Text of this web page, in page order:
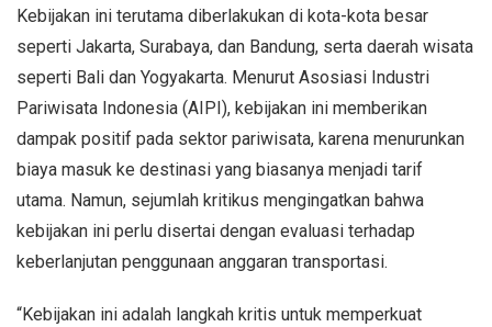
Kebijakan ini terutama diberlakukan di kota-kota besar
seperti Jakarta, Surabaya, dan Bandung, serta daerah wisata
seperti Bali dan Yogyakarta. Menurut Asosiasi Industri
Pariwisata Indonesia (AIPI), kebijakan ini memberikan
dampak positif pada sektor pariwisata, karena menurunkan
biaya masuk ke destinasi yang biasanya menjadi tarif
utama. Namun, sejumlah kritikus mengingatkan bahwa
kebijakan ini perlu disertai dengan evaluasi terhadap
keberlanjutan penggunaan anggaran transportasi.
“Kebijakan ini adalah langkah kritis untuk memperkuat